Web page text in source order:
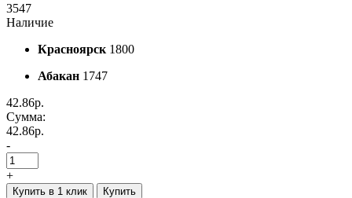
3547
Наличие
Красноярск 1800
Абакан 1747
42.86р.
Сумма:
42.86р.
-
+
Купить в 1 клик Купить